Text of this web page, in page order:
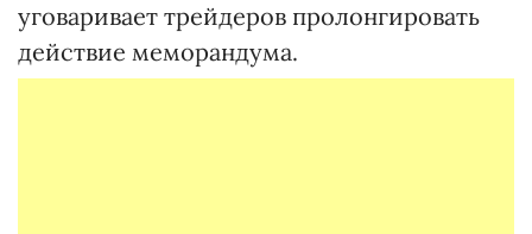
уговаривает трейдеров пролонгировать
действие меморандума.